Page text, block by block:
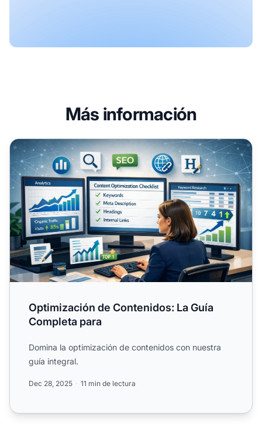
Más información
Optimización de Contenidos: La Guía Completa para
Optimización de Contenidos: La Guía
Completa para
Domina la optimización de contenidos con nuestra
guía integral.
Dec 28, 2025 11 min de lectura